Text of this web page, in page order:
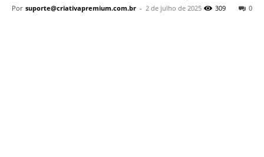
Por suporte@criativapremium.com.br - 2 de julho de 2025 0
309